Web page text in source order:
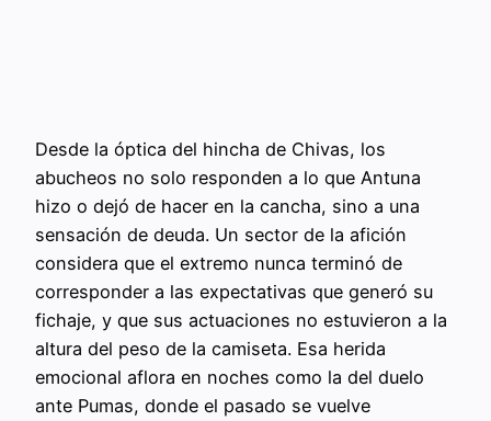
Desde la óptica del hincha de Chivas, los
abucheos no solo responden a lo que Antuna
hizo o dejó de hacer en la cancha, sino a una
sensación de deuda. Un sector de la afición
considera que el extremo nunca terminó de
corresponder a las expectativas que generó su
fichaje, y que sus actuaciones no estuvieron a la
altura del peso de la camiseta. Esa herida
emocional aflora en noches como la del duelo
ante Pumas, donde el pasado se vuelve